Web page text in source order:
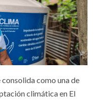
como una de
climática en El